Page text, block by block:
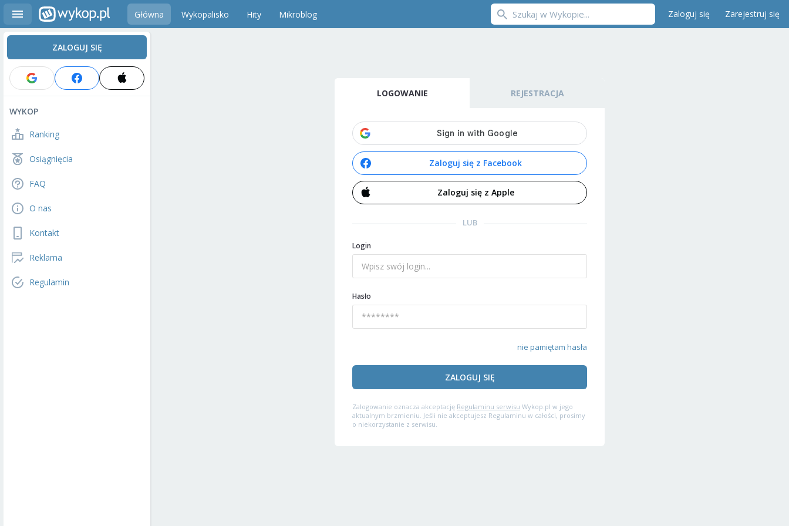
Główna Wykopalisko Hity Mikroblog Zaloguj się Zarejestruj się
ZALOGUJ SIĘ
WYKOP
Ranking
Osiągnięcia
FAQ
O nas
Kontakt
Reklama
Regulamin
LOGOWANIE REJESTRACJA
Zaloguj się z Facebook
Zaloguj się z Apple
LUB
Login
Hasło
nie pamiętam hasła
ZALOGUJ SIĘ
Zalogowanie oznacza akceptację Regulaminu serwisu Wykop.pl w jego
aktualnym brzmieniu. Jeśli nie akceptujesz Regulaminu w całości, prosimy
o niekorzystanie z serwisu.